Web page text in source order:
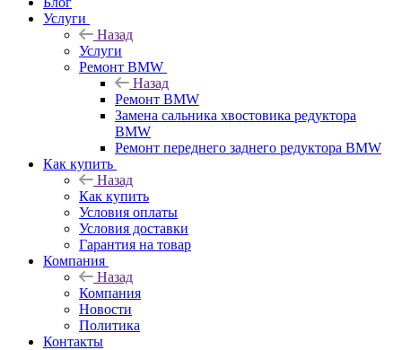
Услуги
Назад
Услуги
Ремонт BMW
Назад
Ремонт BMW
Замена сальника хвостовика редуктора
BMW
Ремонт переднего заднего редуктора BMW
Как купить
Назад
Как купить
Условия оплаты
Условия доставки
Гарантия на товар
Компания
Назад
Компания
Новости
Политика
Контакты